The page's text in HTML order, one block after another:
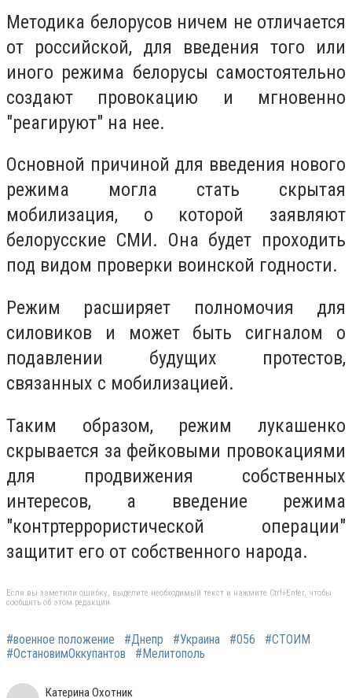
Методика белорусов ничем не отличается
от российской, для введения того или
иного режима белорусы самостоятельно
создают провокацию и мгновенно
"реагируют" на нее.
Основной причиной для введения нового
режима могла стать скрытая
мобилизация, о которой заявляют
белорусские СМИ. Она будет проходить
под видом проверки воинской годности.
Режим расширяет полномочия для
силовиков и может быть сигналом о
подавлении будущих протестов,
связанных с мобилизацией.
Таким образом, режим лукашенко
скрывается за фейковыми провокациями
для продвижения собственных
интересов, а введение режима
"контртеррористической операции"
защитит его от собственного народа.
Если вы заметили ошибку, выделите необходимый текст и нажмите Ctrl+Enter, чтобы
сообщить об этом редакции
#военное положение #Днепр #Украина #056
#СТОИМ
#ОстановимОккупантов
#Мелитополь
Катерина Охотник